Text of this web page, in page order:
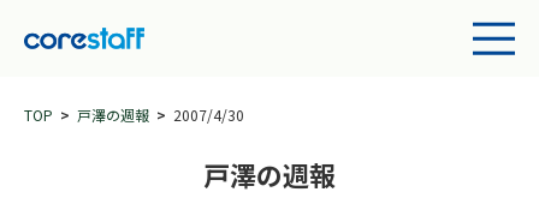
TOP 戸澤の週報 2007/4/30
戸澤の週報